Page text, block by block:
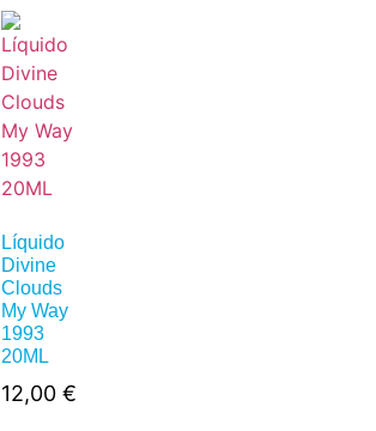
Líquido
Divine
Clouds
My Way
1993
20ML
12,00 €